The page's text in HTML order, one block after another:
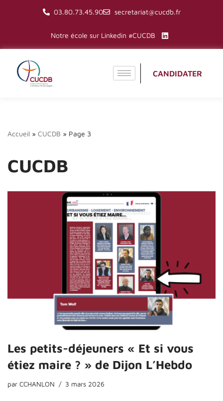
contenu
03.80.73.45.90 secretariat@cucdb.fr
Notre école sur Linkedin #CUCDB
CANDIDATER
Accueil » CUCDB » Page 3
CUCDB
Les petits-déjeuners « Et si vous
étiez maire ? » de Dijon L’Hebdo
par CCHANLON 3 mars 2026